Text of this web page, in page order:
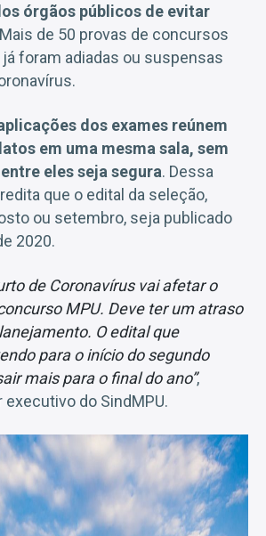
órgãos públicos de evitar
de 50 provas de concursos
foram adiadas ou suspensas
dos exames reúnem
em uma mesma sala, sem
eles seja segura. Dessa
que o edital da seleção,
ou setembro, seja publicado
2020.
de Coronavírus vai afetar o
MPU. Deve ter um atraso
O edital que
para o início do segundo
mais para o final do ano”,
do SindMPU.